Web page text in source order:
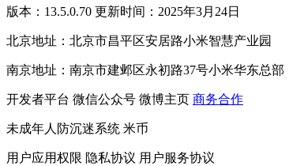
版本：13.5.0.70 更新时间：2025年3月24日
北京地址：北京市昌平区安居路小米智慧产业园
南京地址：南京市建邺区永初路37号小米华东总部
开发者平台 微信公众号 微博主页 商务合作
未成年人防沉迷系统 米币
用户应用权限 隐私协议 用户服务协议